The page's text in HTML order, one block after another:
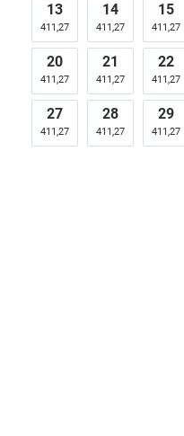
13
411,27
14
411,27
15
411,27
20
411,27
21
411,27
22
411,27
27
411,27
28
411,27
29
411,27